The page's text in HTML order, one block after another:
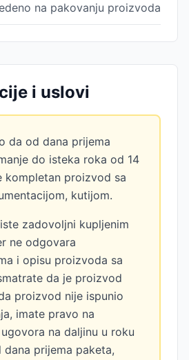
na pakovanju proizvoda
i uslovi
da od dana prijema
do isteka roka od 14
kompletan proizvod sa
kutijom.
zadovoljni kupljenim
ne odgovara
i opisu proizvoda sa
da je proizvod
proizvod nije ispunio
imate pravo na
na daljinu u roku
dana prijema paketa,